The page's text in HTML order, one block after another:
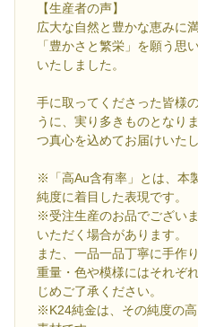
【生産者の声】
広大な自然と豊かな恵みに
「豊かさと繁栄」を願う思
いたしました。
手に取ってくださった皆様
うに、実り多きものとなり
つ真心を込めてお届けいたし
※「高Au含有率」とは、本
純度に着目した表現です。
※受注生産のお品でござい
いただく場合があります。
また、一品一品丁寧に手作
重量・色や模様にはそれぞ
じめご了承ください。
※K24純金は、その純度の